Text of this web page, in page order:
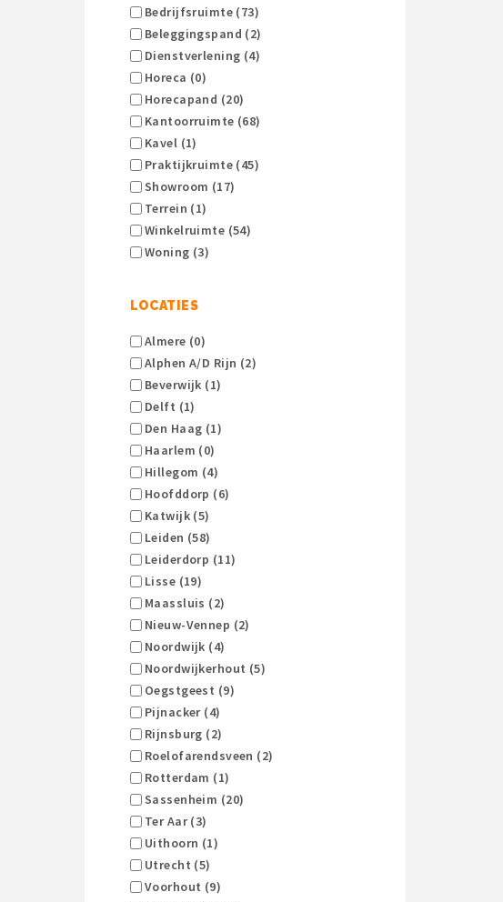
Bedrijfsruimte (73)
Beleggingspand (2)
Dienstverlening (4)
Horeca (0)
Horecapand (20)
Kantoorruimte (68)
Kavel (1)
Praktijkruimte (45)
Showroom (17)
Terrein (1)
Winkelruimte (54)
Woning (3)
LOCATIES
Almere (0)
Alphen A/d Rijn (2)
Beverwijk (1)
Delft (1)
Den Haag (1)
Haarlem (0)
Hillegom (4)
Hoofddorp (6)
Katwijk (5)
Leiden (58)
Leiderdorp (11)
Lisse (19)
Maassluis (2)
Nieuw-Vennep (2)
Noordwijk (4)
Noordwijkerhout (5)
Oegstgeest (9)
Pijnacker (4)
Rijnsburg (2)
Roelofarendsveen (2)
Rotterdam (1)
Sassenheim (20)
Ter Aar (3)
Uithoorn (1)
Utrecht (5)
Voorhout (9)